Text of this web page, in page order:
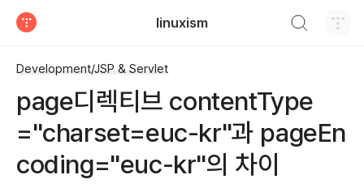
linuxism
Development/JSP & Servlet
page디렉티브 contentType
="charset=euc-kr"과 pageEn
coding="euc-kr"의 차이